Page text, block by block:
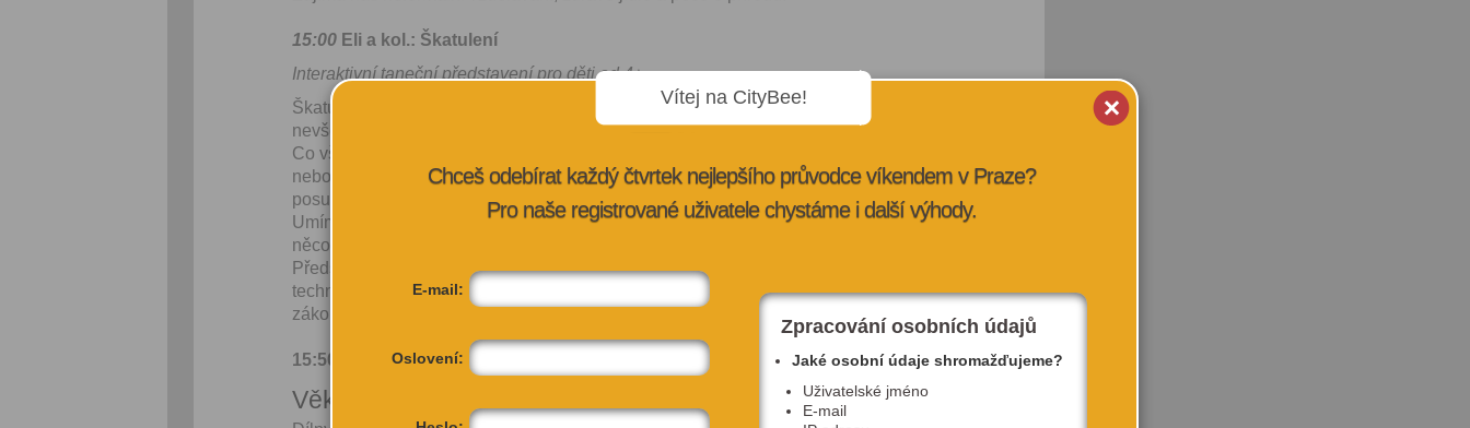
15:00 Eli a kol.: Škatulení
Interaktivní taneční představení pro děti od 4+
Škatulení zve do světa fantazie, v němž se i zdánlivě obyčejné věci mění v něco
nevšedního. Stačí otevřít oči, zapnout představivost, rozhýbat se a hrát si.
Co všechno může představovat krabice? A co teprve když jich je víc, jsou různě velké
nebo v nich někdo bydlí? Jak je můžeme zabydlet my? Přemístit, poslat, přeskočit,
posunout, přestavět nebo oběhnout? Jak prožíváme překvapení? Jsme zvědaví?
Umíme odhadnout co nebo kdo je uvnitř krabice? Jak zní? Jak je těžká? Můžeme jí
něco svěřit? Vím odkud krabice přicestovala a jak dlouhou cestu urazila? A kam patří?
Představení v sobě propojuje tanec, živou hudbu, performanci, prvky improvizace i
technologie. Seznamuje děti s uvažováním o prostoru a architektuře, o fyzikálních
zákonech, přepravě a cestování krabic, ale i důležitosti přání a snů.
15:50 Tanečně-pohybová dílna na motivy inscenace Škatulení
Věková kategorie: 4+
Vítej na CityBee!
Chceš odebírat každý čtvrtek nejlepšího průvodce víkendem v Praze?
Pro naše registrované uživatele chystáme i další výhody.
E-mail:
Oslovení:
Zpracování osobních údajů
Jaké osobní údaje shromažďujeme?
Uživatelské jméno
E-mail